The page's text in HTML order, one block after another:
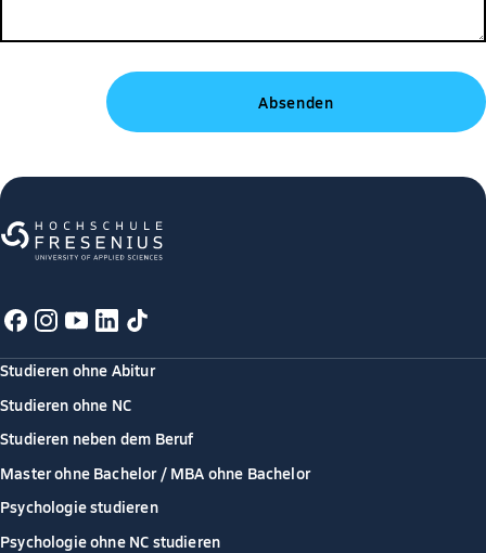
Studieren ohne Abitur
Studieren ohne NC
Studieren neben dem Beruf
Master ohne Bachelor / MBA ohne Bachelor
Psychologie studieren
Psychologie ohne NC studieren